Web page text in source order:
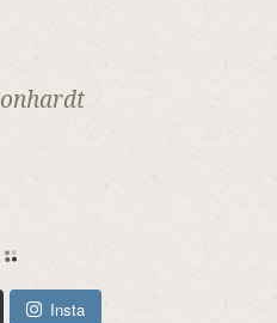
Insta